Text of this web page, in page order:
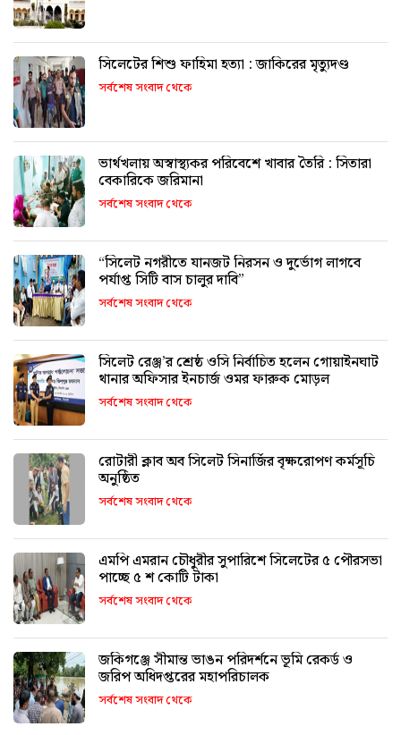
সিলেটের শিশু ফাহিমা হত্যা : জাকিরের মৃত্যুদণ্ড
সর্বশেষ সংবাদ থেকে
ভার্থখলায় অস্বাস্থ্যকর পরিবেশে খাবার তৈরি : সিতারা
বেকারিকে জরিমানা
সর্বশেষ সংবাদ থেকে
“সিলেট নগরীতে যানজট নিরসন ও দুর্ভোগ লাগবে
পর্যাপ্ত সিটি বাস চালুর দাবি”
সর্বশেষ সংবাদ থেকে
সিলেট রেঞ্জ’র শ্রেষ্ঠ ওসি নির্বাচিত হলেন গোয়াইনঘাট
থানার অফিসার ইনচার্জ ওমর ফারুক মোড়ল
সর্বশেষ সংবাদ থেকে
রোটারী ক্লাব অব সিলেট সিনার্জির বৃক্ষরোপণ কর্মসূচি
অনুষ্ঠিত
সর্বশেষ সংবাদ থেকে
এমপি এমরান চৌধুরীর সুপারিশে সিলেটের ৫ পৌরসভা
পাচ্ছে ৫ শ কোটি টাকা
সর্বশেষ সংবাদ থেকে
জকিগঞ্জে সীমান্ত ভাঙন পরিদর্শনে ভূমি রেকর্ড ও
জরিপ অধিদপ্তরের মহাপরিচালক
সর্বশেষ সংবাদ থেকে